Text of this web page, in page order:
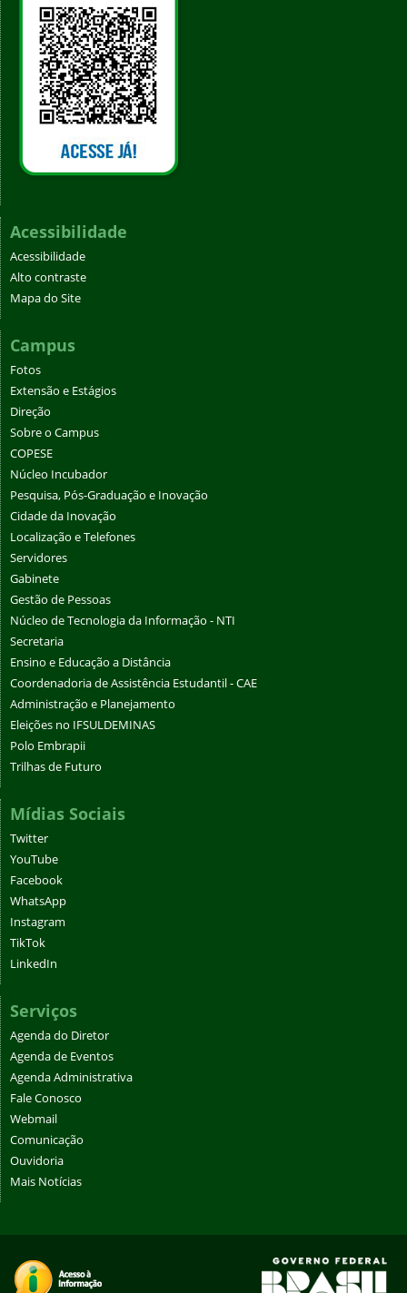
Acessibilidade
Acessibilidade
Alto contraste
Mapa do Site
Campus
Fotos
Extensão e Estágios
Direção
Sobre o Campus
COPESE
Núcleo Incubador
Pesquisa, Pós-Graduação e Inovação
Cidade da Inovação
Localização e Telefones
Servidores
Gabinete
Gestão de Pessoas
Núcleo de Tecnologia da Informação - NTI
Secretaria
Ensino e Educação a Distância
Coordenadoria de Assistência Estudantil - CAE
Administração e Planejamento
Eleições no IFSULDEMINAS
Polo Embrapii
Trilhas de Futuro
Mídias Sociais
Twitter
YouTube
Facebook
WhatsApp
Instagram
TikTok
LinkedIn
Serviços
Agenda do Diretor
Agenda de Eventos
Agenda Administrativa
Fale Conosco
Webmail
Comunicação
Ouvidoria
Mais Notícias